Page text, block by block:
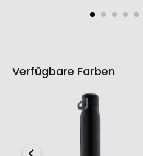
Verfügbare Farben